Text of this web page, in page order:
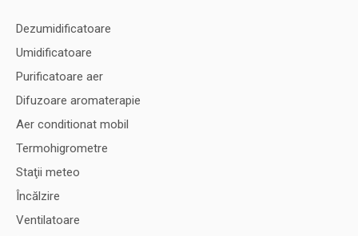
Dezumidificatoare
Umidificatoare
Purificatoare aer
Difuzoare aromaterapie
Aer conditionat mobil
Termohigrometre
Staţii meteo
Încălzire
Ventilatoare